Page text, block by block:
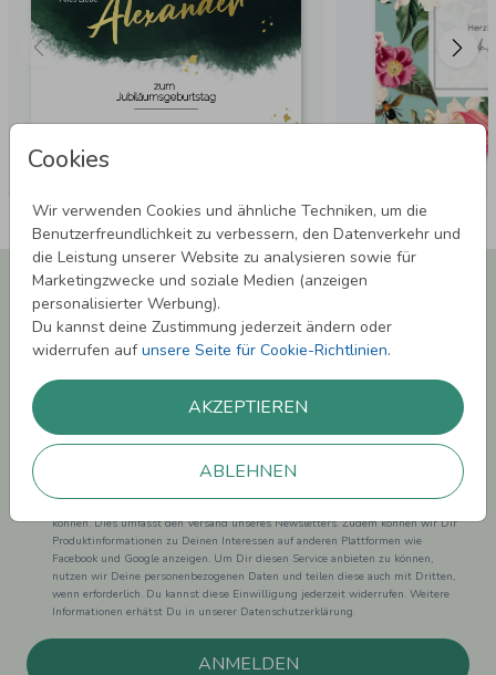
Cookies
Wir verwenden Cookies und ähnliche Techniken, um die
Benutzerfreundlichkeit zu verbessern, den Datenverkehr und
die Leistung unserer Website zu analysieren sowie für
Marketingzwecke und soziale Medien (anzeigen
personalisierter Werbung).
Du kannst deine Zustimmung jederzeit ändern oder
widerrufen aufunsere Seite für Cookie-Richtlinien.
AKZEPTIEREN
ABLEHNEN
Newsletter abonnieren und 5,00 € Rabatt**
sichern!
Melde Dich zu unserem Newsletter an und bleibe auf dem
Laufenden.
können. Dies umfasst den Versand unseres Newsletters. Zudem können wir Dir
Produktinformationen zu Deinen Interessen auf anderen Plattformen wie
Facebook und Google anzeigen. Um Dir diesen Service anbieten zu können,
nutzen wir Deine personenbezogenen Daten und teilen diese auch mit Dritten,
wenn erforderlich. Du kannst diese Einwilligung jederzeit widerrufen. Weitere
Informationen erhätst Du in unserer Datenschutzerklärung.
ANMELDEN